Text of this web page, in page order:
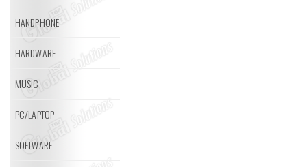
HANDPHONE
HARDWARE
MUSIC
PC/LAPTOP
SOFTWARE